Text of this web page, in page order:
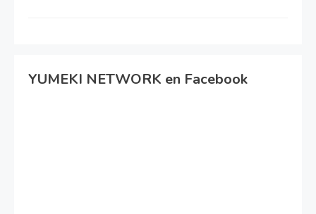
YUMEKI NETWORK en Facebook